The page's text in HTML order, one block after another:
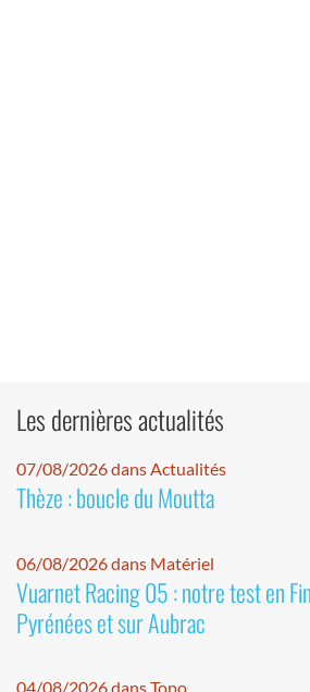
Les dernières actualités
07/08/2026 dans Actualités
Thèze : boucle du Moutta
06/08/2026 dans Matériel
Vuarnet Racing 05 : notre test en
Pyrénées et sur Aubrac
04/08/2026 dans Topo